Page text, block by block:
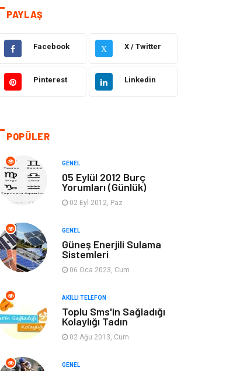
Ülkemizden
Haberler
Teknoloji Kültür ve Sanat
Akıllı Telefon Yaşam
Ekonomi
Elektrik Elektronik
Tanıtıcı Reklam Alışveriş
Hukuk
Dekorasyon Tatil
Makine
Yazılım
Güzellik & Bakım Magazin Dünyası
Organizasyon
PAYLAŞ
Facebook X X / Twitter
Pinterest Linkedin
POPÜLER
GENEL
05 Eylül 2012 Burç
Yorumları (Günlük)
02 Eyl 2012, Paz
GENEL
Güneş Enerjili Sulama
Sistemleri
06 Oca 2023, Cum
AKILLI TELEFON
Toplu Sms'in Sağladığı
Kolaylığı Tadın
02 Ağu 2013, Cum
GENEL